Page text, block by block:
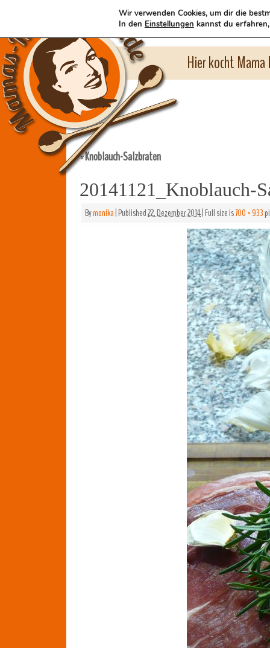
Hier kocht
«Knoblauch-Salzbraten
20141121_Knoblauch-
Bymonika|Published22. Dezember 2014|Full size is700 × 933
Wir verwenden Cookies, um dir die
In den Einstellungen kannst du